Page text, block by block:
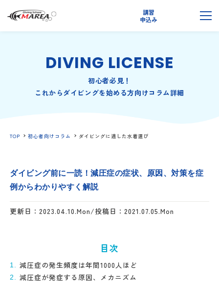
講習
申込み
DIVING LICENSE
初心者必見！
これからダイビングを始める方向けコラム詳細
TOP 初心者向けコラム ダイビングに適した水着選び
ダイビング前に一読！減圧症の症状、原因、対策を症
例からわかりやすく解説
更新日：2023.04.10.Mon/投稿日：2021.07.05.Mon
目次
減圧症の発生頻度は年間1000人ほど
減圧症が発症する原因、メカニズム